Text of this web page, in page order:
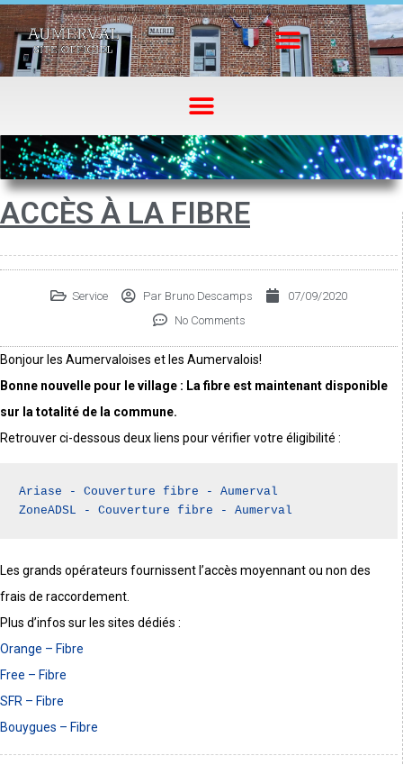
ACCÈS À LA FIBRE
Service Par Bruno Descamps
07/09/2020
No Comments
Bonjour les Aumervaloises et les Aumervalois!
Bonne nouvelle pour le village : La fibre est maintenant disponible
sur la totalité de la commune.
Retrouver ci-dessous deux liens pour vérifier votre éligibilité :
Ariase - Couverture fibre - Aumerval
ZoneADSL - Couverture fibre - Aumerval
Les grands opérateurs fournissent l’accès moyennant ou non des
frais de raccordement.
Plus d’infos sur les sites dédiés :
Orange – Fibre
Free – Fibre
SFR – Fibre
Bouygues – Fibre